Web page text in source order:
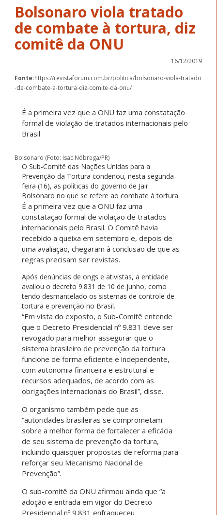
Bolsonaro viola tratado
de combate à tortura, diz
comitê da ONU
16/12/2019
Fonte:https://revistaforum.com.br/politica/bolsonaro-viola-tratado
-de-combate-a-tortura-diz-comite-da-onu/
É a primeira vez que a ONU faz uma constatação
formal de violação de tratados internacionais pelo
Brasil
Bolsonaro (Foto: Isac Nóbrega/PR)
O Sub-Comitê das Nações Unidas para a
Prevenção da Tortura condenou, nesta segunda-
feira (16), as políticas do governo de Jair
Bolsonaro no que se refere ao combate à tortura.
É a primeira vez que a ONU faz uma
constatação formal de violação de tratados
internacionais pelo Brasil. O Comitê havia
recebido a queixa em setembro e, depois de
uma avaliação, chegaram à conclusão de que as
regras precisam ser revistas.
Após denúncias de ongs e ativistas, a entidade
avaliou o decreto 9.831 de 10 de junho, como
tendo desmantelado os sistemas de controle de
tortura e prevenção no Brasil.
“Em vista do exposto, o Sub-Comitê entende
que o Decreto Presidencial nº 9.831 deve ser
revogado para melhor assegurar que o
sistema brasileiro de prevenção da tortura
funcione de forma eficiente e independente,
com autonomia financeira e estrutural e
recursos adequados, de acordo com as
obrigações internacionais do Brasil”, disse.
O organismo também pede que as
“autoridades brasileiras se comprometam
sobre a melhor forma de fortalecer a eficácia
de seu sistema de prevenção da tortura,
incluindo quaisquer propostas de reforma para
reforçar seu Mecanismo Nacional de
Prevenção”.
O sub-comitê da ONU afirmou ainda que “a
adoção e entrada em vigor do Decreto
Presidencial nº 9.831 enfraqueceu